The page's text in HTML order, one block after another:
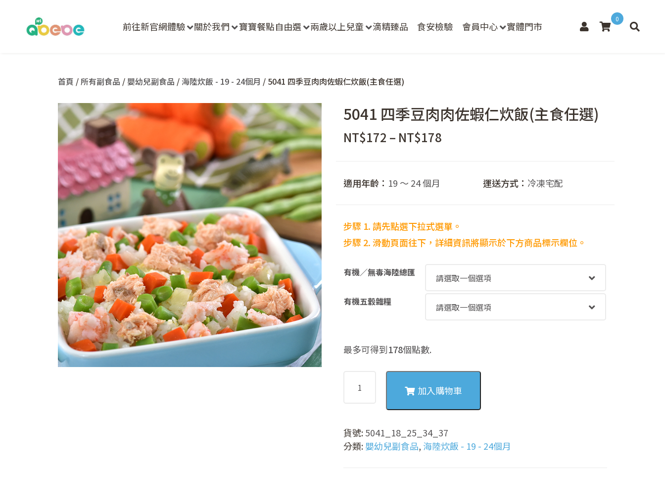
前往新官網體驗 關於我們 寶寶餐點自由選 兩歲以上兒童 滴精臻品 食安檢驗 會員中心 實體門市
0
首頁 /所有副食品 / 嬰幼兒副食品 /海陸炊飯 - 19 - 24個月 / 5041 四季豆肉肉佐蝦仁炊飯(主食任選)
5041 四季豆肉肉佐蝦仁炊飯(主食任選)
NT$172 – NT$178
到
NT$178
適用年齡： 19 ～ 24 個月 運送方式： 冷凍宅配
步驟 1. 請先點選下拉式選單。
步驟 2. 滑動頁面往下，詳細資訊將顯示於下方商品標示欄位。
有機／無毒海陸總匯
有機五穀雜糧
最多可得到178個點數.
肉
佐
加入購物車
貨號:5041_18_25_34_37
分類:嬰幼兒副食品, 海陸炊飯 - 19 - 24個月